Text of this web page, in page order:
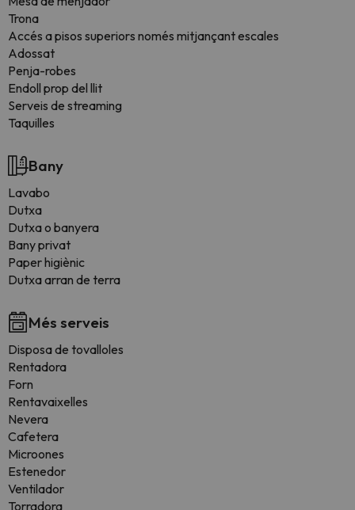
Trona
Accés a pisos superiors només mitjançant escales
Adossat
Penja-robes
Endoll prop del llit
Serveis de streaming
Taquilles
Bany
Lavabo
Dutxa
Dutxa o banyera
Bany privat
Paper higiènic
Dutxa arran de terra
Més serveis
Disposa de tovalloles
Rentadora
Forn
Rentavaixelles
Nevera
Cafetera
Microones
Estenedor
Ventilador
Torradora